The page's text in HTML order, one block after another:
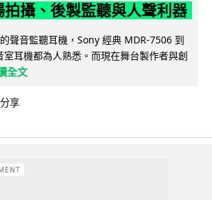
拍攝、後製監聽與人聲利器
聲音監聽耳機，Sony 經典 MDR-7506 到
耳機都為人熟悉。而現在舞台製作者與創
全文
分享